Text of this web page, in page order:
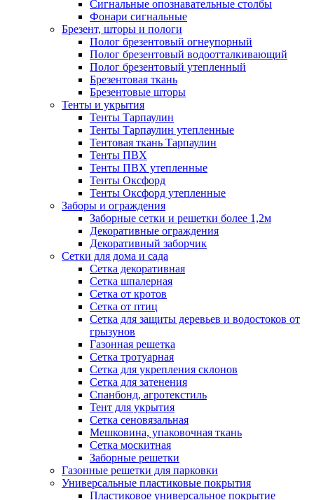
Сигнальные опознавательные столбы
Фонари сигнальные
Брезент, шторы и пологи
Полог брезентовый огнеупорный
Полог брезентовый водоотталкивающий
Полог брезентовый утепленный
Брезентовая ткань
Брезентовые шторы
Тенты и укрытия
Тенты Тарпаулин
Тенты Тарпаулин утепленные
Тентовая ткань Тарпаулин
Тенты ПВХ
Тенты ПВХ утепленные
Тенты Оксфорд
Тенты Оксфорд утепленные
Заборы и ограждения
Заборные сетки и решетки более 1,2м
Декоративные ограждения
Декоративный заборчик
Сетки для дома и сада
Сетка декоративная
Сетка шпалерная
Сетка от кротов
Сетка от птиц
Сетка для защиты деревьев и водостоков от
грызунов
Газонная решетка
Сетка тротуарная
Сетка для укрепления склонов
Сетка для затенения
Спанбонд, агротекстиль
Тент для укрытия
Сетка сеновязальная
Мешковина, упаковочная ткань
Сетка москитная
Заборные решетки
Газонные решетки для парковки
Универсальные пластиковые покрытия
Пластиковое универсальное покрытие